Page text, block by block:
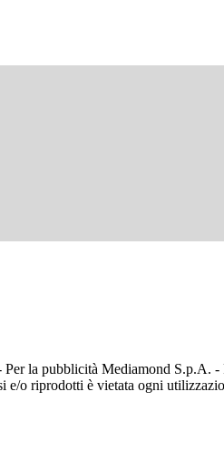
la pubblicità Mediamond S.p.A. -
e/o riprodotti è vietata ogni